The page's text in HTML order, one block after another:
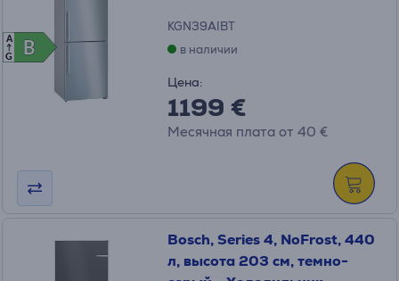
B
B
A
G
KGN39AIBT
в наличии
Цена:
1199 €
Месячная плата от 40 €
Bosch, Series 4, NoFrost, 440
л, высота 203 см, темно-